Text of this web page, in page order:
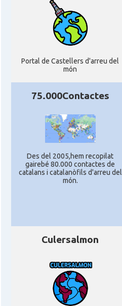
Portal de Castellers d'arreu del
món
75.000Contactes
Des del 2005,hem recopilat
gairebé 80.000 contactes de
catalans i catalanòfils d'arreu del
món.
Culersalmon